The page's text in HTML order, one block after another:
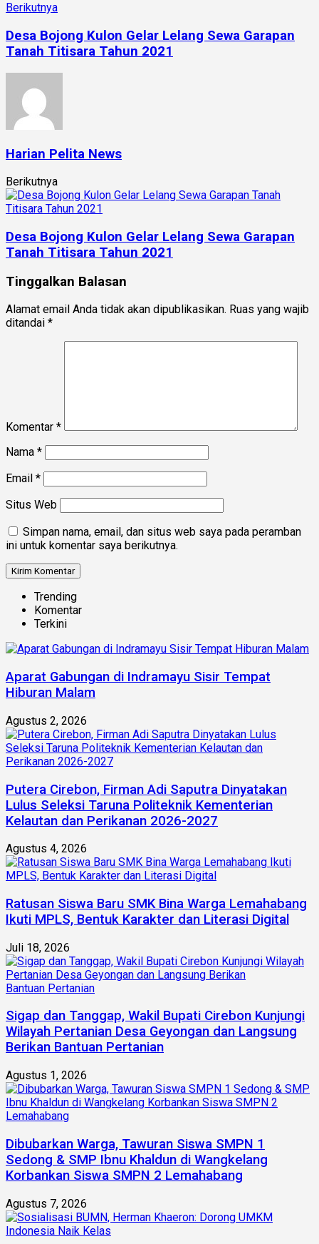
Berikutnya
Desa Bojong Kulon Gelar Lelang Sewa Garapan
Tanah Titisara Tahun 2021
Harian Pelita News
Berikutnya
Desa Bojong Kulon Gelar Lelang Sewa Garapan
Tanah Titisara Tahun 2021
Tinggalkan Balasan
Alamat email Anda tidak akan dipublikasikan. Ruas yang wajib
ditandai *
Komentar *
Nama *
Email *
Situs Web
Simpan nama, email, dan situs web saya pada peramban
ini untuk komentar saya berikutnya.
Trending
Komentar
Terkini
Aparat Gabungan di Indramayu Sisir Tempat
Hiburan Malam
Agustus 2, 2026
Putera Cirebon, Firman Adi Saputra Dinyatakan
Lulus Seleksi Taruna Politeknik Kementerian
Kelautan dan Perikanan 2026-2027
Agustus 4, 2026
Ratusan Siswa Baru SMK Bina Warga Lemahabang
Ikuti MPLS, Bentuk Karakter dan Literasi Digital
Juli 18, 2026
Sigap dan Tanggap, Wakil Bupati Cirebon Kunjungi
Wilayah Pertanian Desa Geyongan dan Langsung
Berikan Bantuan Pertanian
Agustus 1, 2026
Dibubarkan Warga, Tawuran Siswa SMPN 1
Sedong & SMP Ibnu Khaldun di Wangkelang
Korbankan Siswa SMPN 2 Lemahabang
Agustus 7, 2026